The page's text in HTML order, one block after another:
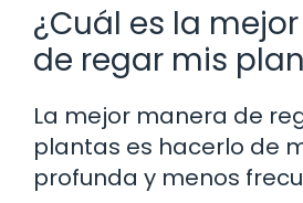
¿Cuál es la
de regar mis
La mejor manera de
plantas es hacerlo de
profunda y menos